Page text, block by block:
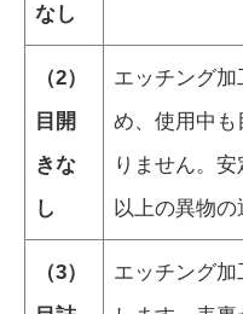
なし
（2）
目開
きな
し
エッチング
め、使用中も
りません。
以上の異物の
（3）
エッチング